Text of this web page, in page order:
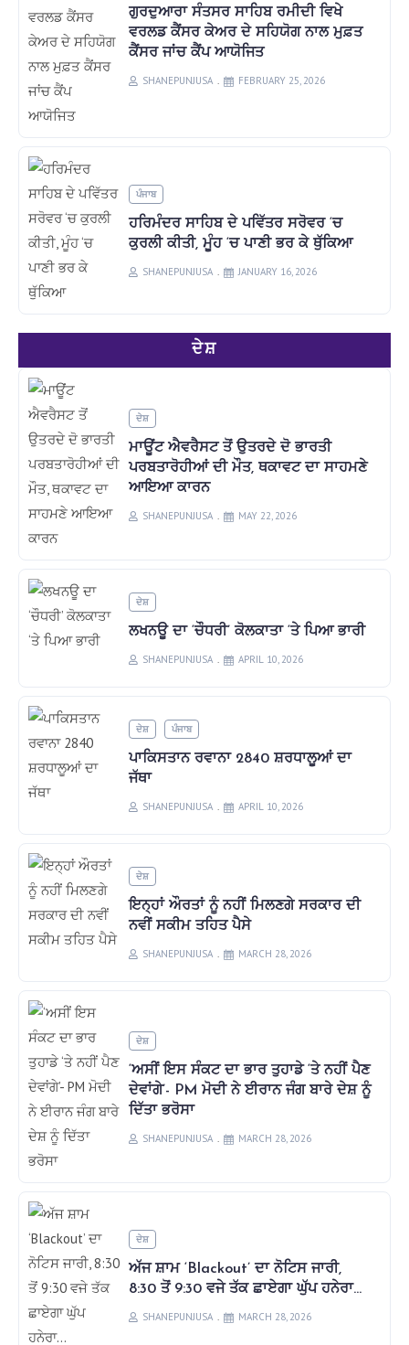
ਗੁਰਦੁਆਰਾ ਸੰਤਸਰ ਸਾਹਿਬ ਰਮੀਦੀ ਵਿਖੇ
ਵਰਲਡ ਕੈਂਸਰ ਕੇਅਰ ਦੇ ਸਹਿਯੋਗ ਨਾਲ ਮੁਫ਼ਤ
ਕੈਂਸਰ ਜਾਂਚ ਕੈਂਪ ਆਯੋਜਿਤ
SHANEPUNJUSA FEBRUARY 25, 2026
ਪੰਜਾਬ
ਹਰਿਮੰਦਰ ਸਾਹਿਬ ਦੇ ਪਵਿੱਤਰ ਸਰੋਵਰ ‘ਚ
ਕੁਰਲੀ ਕੀਤੀ, ਮੂੰਹ ‘ਚ ਪਾਣੀ ਭਰ ਕੇ ਥੁੱਕਿਆ
SHANEPUNJUSA JANUARY 16, 2026
ਦੇਸ਼
ਦੇਸ਼
ਮਾਊਂਟ ਐਵਰੈਸਟ ਤੋਂ ਉਤਰਦੇ ਦੋ ਭਾਰਤੀ
ਪਰਬਤਾਰੋਹੀਆਂ ਦੀ ਮੌਤ, ਥਕਾਵਟ ਦਾ ਸਾਹਮਣੇ
ਆਇਆ ਕਾਰਨ
SHANEPUNJUSA MAY 22, 2026
ਦੇਸ਼
ਲਖਨਊ ਦਾ ‘ਚੌਧਰੀ’ ਕੋਲਕਾਤਾ ‘ਤੇ ਪਿਆ ਭਾਰੀ
SHANEPUNJUSA APRIL 10, 2026
ਦੇਸ਼ ਪੰਜਾਬ
ਪਾਕਿਸਤਾਨ ਰਵਾਨਾ 2840 ਸ਼ਰਧਾਲੂਆਂ ਦਾ
ਜੱਥਾ
SHANEPUNJUSA APRIL 10, 2026
ਦੇਸ਼
ਇਨ੍ਹਾਂ ਔਰਤਾਂ ਨੂੰ ਨਹੀਂ ਮਿਲਣਗੇ ਸਰਕਾਰ ਦੀ
ਨਵੀਂ ਸਕੀਮ ਤਹਿਤ ਪੈਸੇ
SHANEPUNJUSA MARCH 28, 2026
ਦੇਸ਼
‘ਅਸੀਂ ਇਸ ਸੰਕਟ ਦਾ ਭਾਰ ਤੁਹਾਡੇ ‘ਤੇ ਨਹੀਂ ਪੈਣ
ਦੇਵਾਂਗੇ’- PM ਮੋਦੀ ਨੇ ਈਰਾਨ ਜੰਗ ਬਾਰੇ ਦੇਸ਼ ਨੂੰ
ਦਿੱਤਾ ਭਰੋਸਾ
SHANEPUNJUSA MARCH 28, 2026
ਦੇਸ਼
ਅੱਜ ਸ਼ਾਮ ‘Blackout’ ਦਾ ਨੋਟਿਸ ਜਾਰੀ,
8:30 ਤੋਂ 9:30 ਵਜੇ ਤੱਕ ਛਾਏਗਾ ਘੁੱਪ ਹਨੇਰਾ…
SHANEPUNJUSA MARCH 28, 2026